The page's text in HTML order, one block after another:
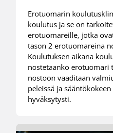
Erotuomarin
koulutus ja se on
erotuomareille, jotka
tason 2 erotuomareina
Koulutuksen aikana
nostetaanko erotuomari
nostoon vaaditaan
peleissä ja
hyväksytysti.